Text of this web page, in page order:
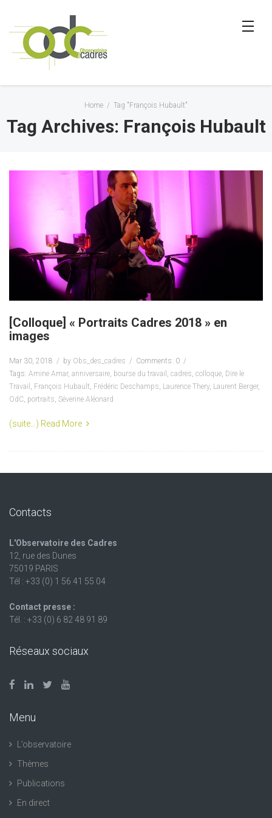
Home / Tag "François Hubault"
Tag Archives: François Hubault
[Colloque] « Portraits Cadres 2018 » en
images
Mar 30, 2018 by Obs_des_cadres
Comments: 0
Tags: Amine Amar, anniversaire, bourse du travail , cadres, colloque, Dire le
Travail , François Hubault, Frédéric Deschamps, Laurence Thery, Laurent Berger,
OdC, portraits, Séverine Aléonard
(suite…) Read More
Contacts
L'Observatoire des Cadres
12, rue des Dunes
75019 PARIS
Tél : +33 (0) 1 56 41 55 04
Contact presse :
Tél. : +33 (0) 6 82 48 91 89
Réseaux sociaux
Menu
L’observatoire
Thèmes
Publications
En direct